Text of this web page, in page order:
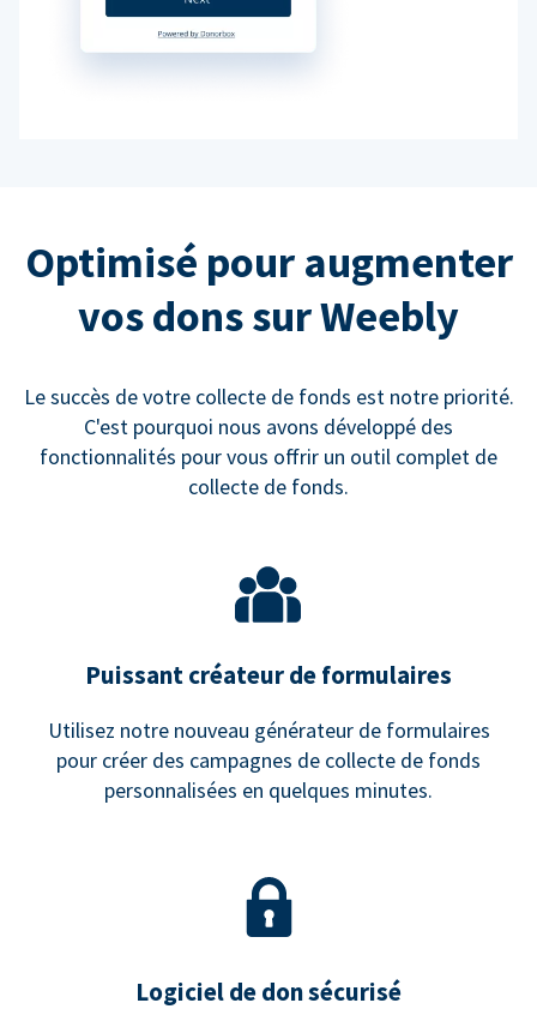
Optimisé pour augmenter
vos dons sur Weebly
Le succès de votre collecte de fonds est notre priorité.
C'est pourquoi nous avons développé des
fonctionnalités pour vous offrir un outil complet de
collecte de fonds.
Puissant créateur de formulaires
Utilisez notre nouveau générateur de formulaires
pour créer des campagnes de collecte de fonds
personnalisées en quelques minutes.
Logiciel de don sécurisé